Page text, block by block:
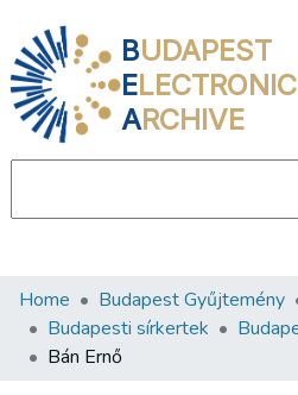
BUDAPEST
ELECTRONIC
ARCHIVE
Communities & Collections
All of DSpace
Home Budapest Gyűjtemény
Budapesti sírkertek
Bán Ernő